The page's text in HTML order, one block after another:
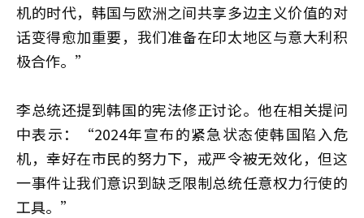
机的时代，韩国与欧洲之间共享多边主义价值的对
话变得愈加重要，我们准备在印太地区与意大利积
极合作。”
李总统还提到韩国的宪法修正讨论。他在相关提问
中表示：“2024年宣布的紧急状态使韩国陷入危
机，幸好在市民的努力下，戒严令被无效化，但这
一事件让我们意识到缺乏限制总统任意权力行使的
工具。”